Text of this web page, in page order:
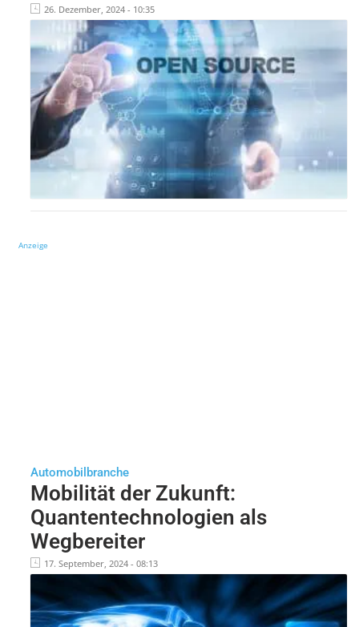
26. Dezember, 2024 - 10:35
Anzeige
Automobilbranche
Mobilität der Zukunft:
Quantentechnologien als
Wegbereiter
17. September, 2024 - 08:13